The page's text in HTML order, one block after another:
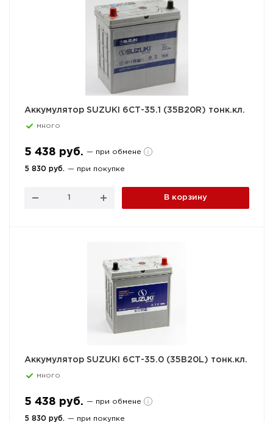
Аккумулятор SUZUKI 6СТ-35.1 (35B20R) тонк.кл.
много
5 438 руб. — при обмене
5 830 руб. — при покупке
В корзину
Аккумулятор SUZUKI 6СТ-35.0 (35B20L) тонк.кл.
много
5 438 руб. — при обмене
5 830 руб. — при покупке